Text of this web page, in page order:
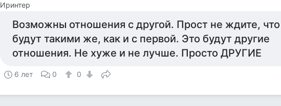
Иринтер
Возможны отношения с другой. Прост не ждите,
будут такими же, как и с первой. Это будут другие
отношения. Не хуже и не лучше. Просто ДРУГИЕ
6 лет 0 0